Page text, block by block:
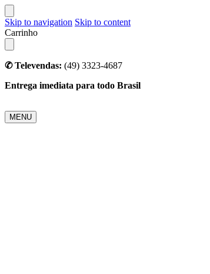
Skip to navigation Skip to content
Carrinho
✆ Televendas: (49) 3323-4687
Entrega imediata para todo Brasil
MENU